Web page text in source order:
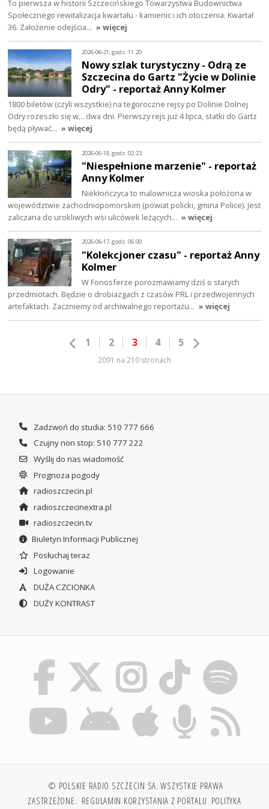
To pierwsza w historii Szczecińskiego Towarzystwa Budownictwa
Społecznego rewitalizacja kwartału - kamienic i ich otoczenia. Kwartał
36. Założenie odejścia… » więcej
2026-06-21, godz. 11:20
Nowy szlak turystyczny - Odrą ze
Szczecina do Gartz "Życie w Dolinie
Odry" - reportaż Anny Kolmer
1800 biletów (czyli wszystkie) na tegoroczne rejsy po Dolinie Dolnej
Odry rozeszło się w... dwa dni. Pierwszy rejs już 4 lipca, statki do Gartz
będą pływać… » więcej
2026-06-18, godz. 02:23
"Niespełnione marzenie" - reportaż
Anny Kolmer
Niekłończyca to malownicza wioska położona w
województwie zachodniopomorskim (powiat policki, gmina Police). Jest
zaliczana do urokliwych wsi ulicówek leżących… » więcej
2026-06-17, godz. 06:00
"Kolekcjoner czasu" - reportaż Anny
Kolmer
W Fonosferze porozmawiamy dziś o starych
przedmiotach. Będzie o drobiazgach z czasów PRL i przedwojennych
artefaktach. Zaczniemy od archiwalnego reportażu… » więcej
1 2 3 4 5
2091 na 210 stronach
Zadzwoń do studia: 510 777 666
Czujny non stop: 510 777 222
Wyślij do nas wiadomość
Prognoza pogody
radioszczecin.pl
radioszczecinextra.pl
radioszczecin.tv
Biuletyn Informacji Publicznej
Posłuchaj teraz
Logowanie
DUŻA CZCIONKA
DUŻY KONTRAST
© POLSKIE RADIO SZCZECIN SA. WSZYSTKIE PRAWA
ZASTRZEŻONE. REGULAMIN KORZYSTANIA Z PORTALU POLITYKA